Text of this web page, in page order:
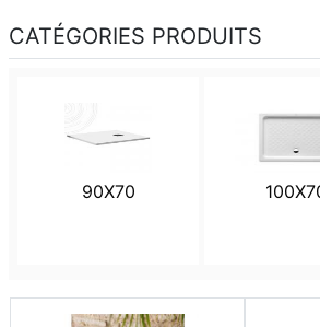
CATÉGORIES PRODUITS
90X70